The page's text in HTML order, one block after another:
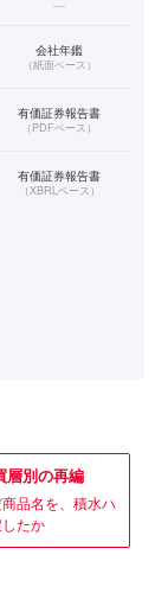
—
会社年鑑
（紙面ベース）
有価証券報告書
（PDFベース）
有価証券報告書
（XBRLベース）
層別の再編
商品名を、積水ハ
たか